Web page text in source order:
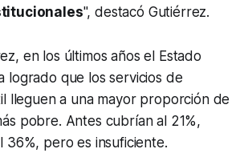
", destacó Gutiérrez.
en los últimos años el Estado
logrado que los servicios de
lleguen a una mayor proporción de
pobre. Antes cubrían al 21%,
36%, pero es insuficiente.